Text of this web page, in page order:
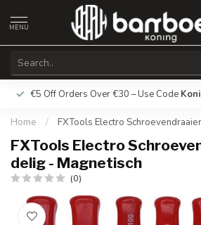
MENU
€5 Off Orders Over €30 – Use Code
Home / FXTools Electro
FXTools Electro
delig - Magnetisch
(0)